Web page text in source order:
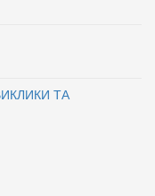
ТА